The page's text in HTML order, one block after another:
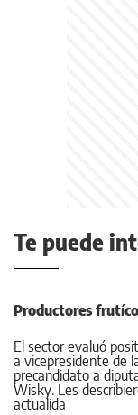
Te puede
Productores
El sector evaluó
a vicepresidente de
precandidato a
Wisky. Les
actualida